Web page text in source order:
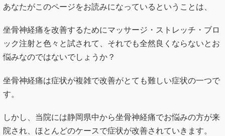
あなたがこのページをお読みになっているということは、
坐骨神経痛を改善するためにマッサージ・ストレッチ・ブロ
ック注射と色々と試されて、それでも全然良くならないとお
悩みなのではないでしょうか？
坐骨神経痛は症状が複雑で改善がとても難しい症状の一つで
す。
しかし、当院には静岡県中から坐骨神経痛でお悩みの方が来
院され、ほとんどのケースで症状が改善されていきます。